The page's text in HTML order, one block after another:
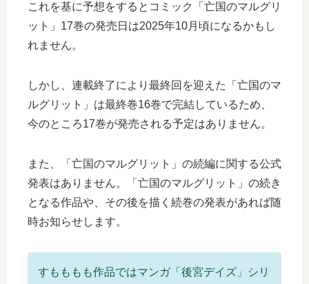
これを基に予想をするとコミック「亡国のマルグリ
ット」17巻の発売日は2025年10月頃になるかもし
れません。
しかし、連載終了により最終回を迎えた「亡国のマ
ルグリット」は最終巻16巻で完結しているため、
今のところ17巻が発売される予定はありません。
また、「亡国のマルグリット」の続編に関する公式
発表はありません。「亡国のマルグリット」の続き
となる作品や、その後を描く続巻の発表があれば随
時お知らせします。
すもももも作品ではマンガ「後宮デイズ」シリ